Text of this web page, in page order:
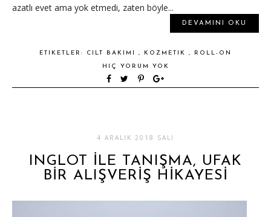
azatlı evet ama yok etmedi, zaten böyle...
DEVAMINI OKU
ETIKETLER: CILT BAKIMI , KOZMETIK ,
ROLL-ON
HIÇ YORUM YOK
4 ARALIK 2018 SALI
INGLOT İLE TANIŞMA, UFAK
BİR ALIŞVERİŞ HİKAYESİ